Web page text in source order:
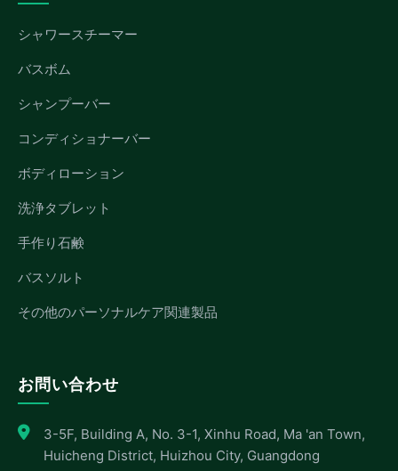
シャワースチーマー
バスボム
シャンプーバー
コンディショナーバー
ボディローション
洗浄タブレット
手作り石鹸
バスソルト
その他のパーソナルケア関連製品
お問い合わせ
3-5F, Building A, No. 3-1, Xinhu Road, Ma 'an Town,
Huicheng District, Huizhou City, Guangdong